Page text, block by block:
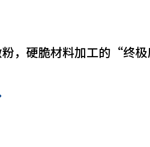
粉，硬脆材料加工的“终